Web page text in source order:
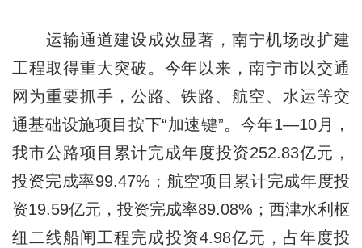
运输通道建设成效显著，南宁机场改扩建
工程取得重大突破。今年以来，南宁市以交通
网为重要抓手，公路、铁路、航空、水运等交
通基础设施项目按下“加速键”。今年1—10月，
我市公路项目累计完成年度投资252.83亿元，
投资完成率99.47%；航空项目累计完成年度投
资19.59亿元，投资完成率89.08%；西津水利枢
纽二线船闸工程完成投资4.98亿元，占年度投